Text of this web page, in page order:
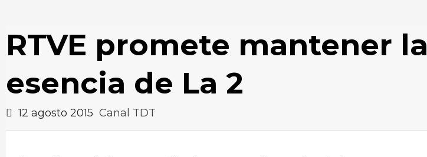
RTVE promete mantener la
esencia de La 2
12 agosto 2015 Canal TDT